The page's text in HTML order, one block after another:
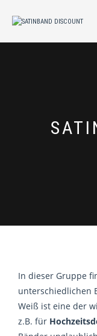
In dieser Gruppe
unterschiedlichen
Weiß ist eine der
z.B. für